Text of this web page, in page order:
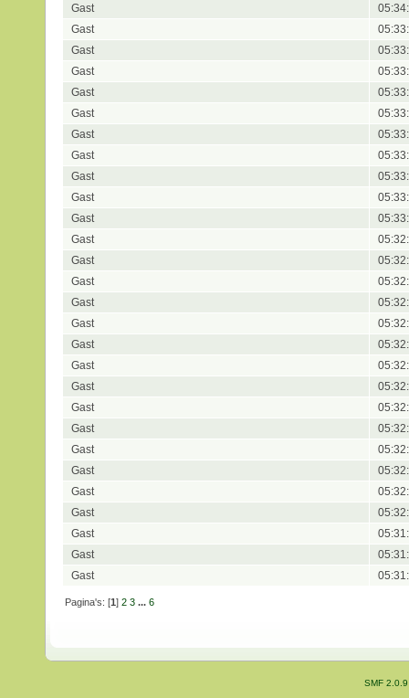
Gast
Gast
Gast
Gast
Gast
Gast
Gast
Gast
Gast
Gast
Gast
Gast
Gast
Gast
Gast
Gast
Gast
Gast
Gast
Gast
Gast
Gast
Gast
Gast
Gast
Gast
Gast
Gast
Pagina's: [1]2 3 ...6
SMF 2.0.9